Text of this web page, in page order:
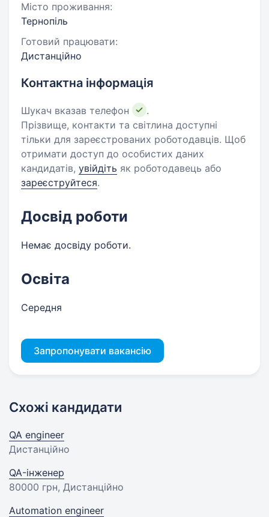
Місто проживання:
Тернопіль
Готовий працювати:
Дистанційно
Контактна інформація
Шукач вказав телефон
.
Прізвище, контакти та світлина доступні
тільки для зареєстрованих роботодавців. Щоб
отримати доступ до особистих даних
кандидатів, увійдіть як роботодавець або
зареєструйтеся.
Досвід роботи
Немає досвіду роботи.
Освіта
Середня
Запропонувати вакансію
Схожі кандидати
QA engineer
Дистанційно
QA-інженер
80000 грн, Дистанційно
Automation engineer